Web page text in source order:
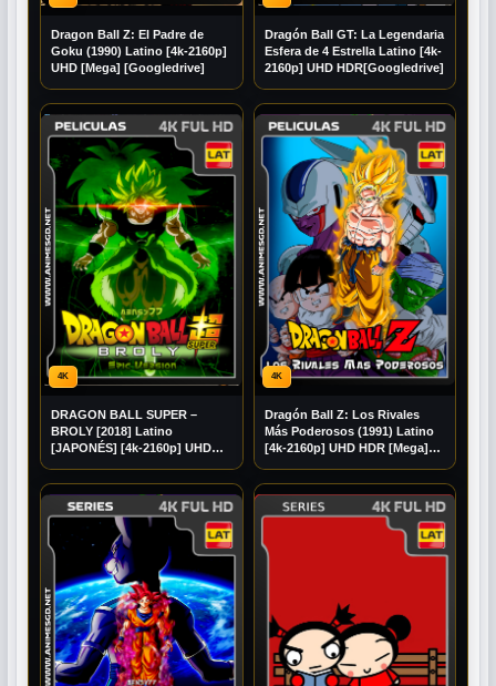
Dragon Ball Z: El Padre de
Goku (1990) Latino [4k-2160p]
UHD [Mega] [Googledrive]
Dragón Ball GT: La Legendaria
Esfera de 4 Estrella Latino [4k-
2160p] UHD HDR[Googledrive]
4K
DRAGON BALL SUPER –
BROLY [2018] Latino
[JAPONÉS] [4k-2160p] UHD
4K
Dragón Ball Z: Los Rivales
Más Poderosos (1991) Latino
[4k-2160p] UHD HDR [Mega]